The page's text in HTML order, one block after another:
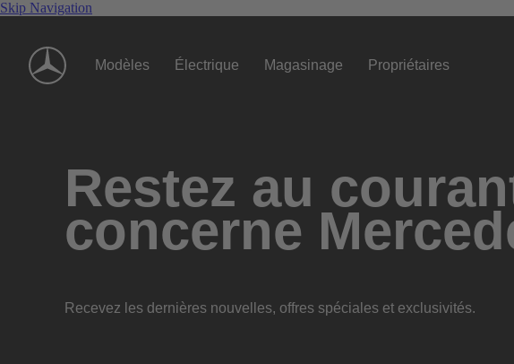
Skip Navigation
Modèles Électrique Magasinage Propriétaires
Restez au
concerne
Recevez les dernières nouvelles, offres spéciales et exclusivités.